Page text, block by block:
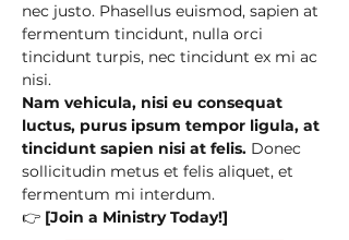
nec justo. Phasellus euismod, sapien at
fermentum tincidunt, nulla orci
tincidunt turpis, nec tincidunt ex mi ac
nisi.
Nam vehicula, nisi eu consequat
luctus, purus ipsum tempor ligula, at
tincidunt sapien nisi at felis. Donec
sollicitudin metus et felis aliquet, et
fermentum mi interdum.
👉 [Join a Ministry Today!]